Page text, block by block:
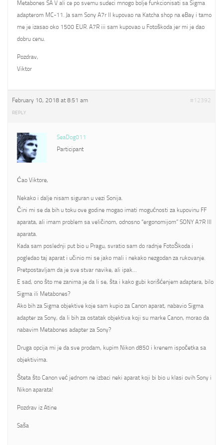
Metabones SA V ali ce po svemu sudeci mnogo bolje funkcionisati sa Sigma
adapterom MC-11. Ja sam Sony A7r II kupovao na Katcha shop na eBay i tamo
me je izasao oko 1500 EUR. A7R iii sam kupovao u Fotoškoda jer mi je dao
dobru cenu.
Pozdrav,
Viktor
February 10, 2018 at 8:51 am #12392
REPLY
SeaDog011
Participant
Ćao Viktore,
Nekako i dalje nisam siguran u vezi Sonija.
Čini mi se da bih u toku ove godine mogao imati mogućnosti za kupovinu FF
aparata, ali imam problem sa veličinom, odnosno “ergonomijom” SONY A7R III
aparata.
Kada sam poslednji put bio u Pragu, svratio sam do radnje FotoŠkoda i
pogledao taj aparat i učinio mi se jako mali i nekako nezgodan za rukovanje.
Pretpostavljam da je sve stvar navike, ali ipak…
E sad, ono što me zanima je da li se, šta i kako gubi korišćenjem adaptera, bilo
Sigma ili Metabones?
Ako bih za Sigma objektive koje sam kupio za Canon aparat, nabavio Sigma
adapter za Sony, da li bih za ostatak objektiva koji su marke Canon, morao da
nabavim Metabones adapter za Sony?
Druga opcija mi je da sve prodam, kupim Nikon d850 i krenem ispočetka sa
objektivima.
Šteta što Canon već jednom ne izbaci neki aparat koji bi bio u klasi ovih Sony i
Nikon aparata!
Pozdrav iz Atine
Saša